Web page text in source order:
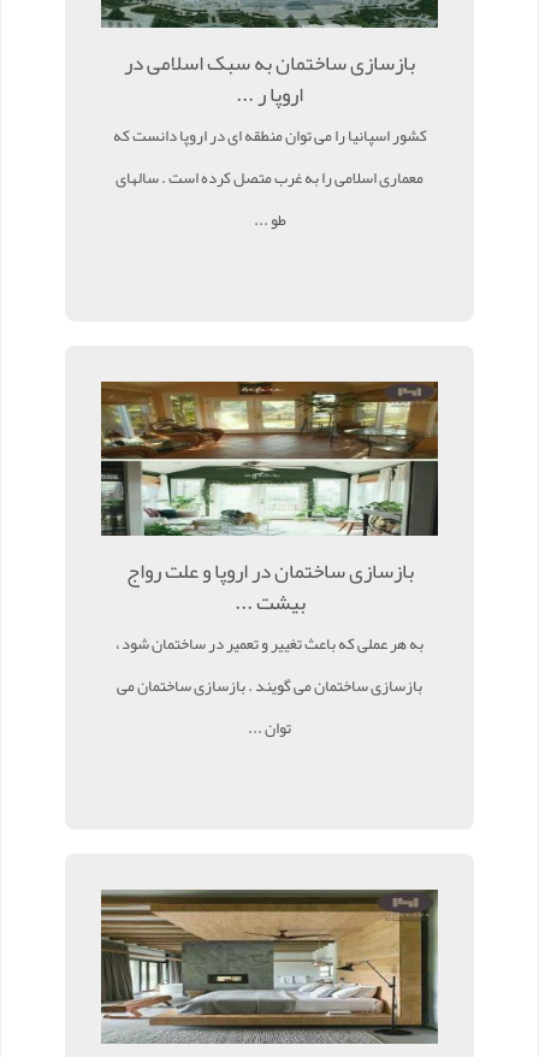
بازسازی ساختمان به سبک اسلامی در
اروپا ر ...
کشور اسپانیا را می توان منطقه ای در اروپا دانست که
معماری اسلامی را به غرب متصل کرده است . سالهای
طو ...
بازسازی ساختمان در اروپا و علت رواج
بیشت ...
به هر عملی که باعث تغییر و تعمیر در ساختمان شود ،
بازسازی ساختمان می گویند . بازسازی ساختمان می
توان ...